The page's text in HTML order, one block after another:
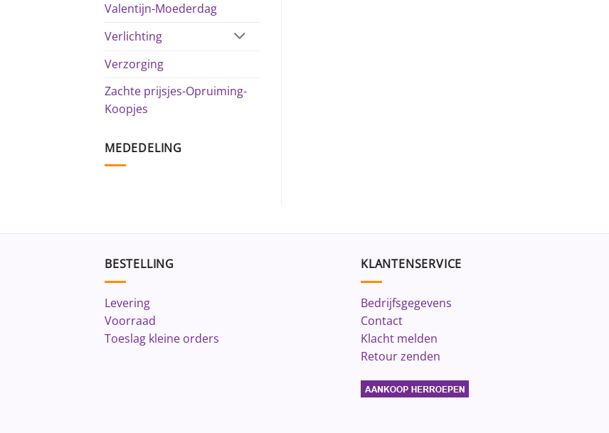
Valentijn-Moederdag
Verlichting
Verzorging
Zachte prijsjes-Opruiming-
Koopjes
MEDEDELING
BESTELLING
Levering
Voorraad
Toeslag kleine orders
KLANTENSERVICE
Bedrijfsgegevens
Contact
Klacht melden
Retour zenden